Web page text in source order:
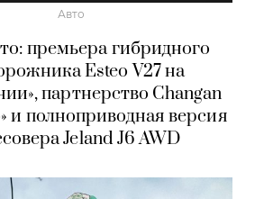
Авто
премьера гибридного
Esteo V27 на
партнерство Changan
и полноприводная версия
Jeland J6 AWD